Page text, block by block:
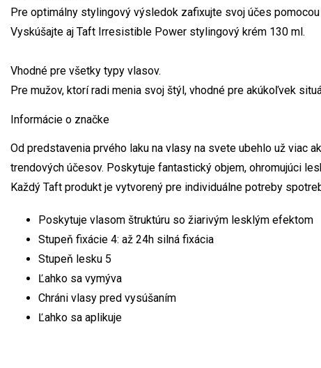
Pre optimálny stylingový výsledok zafixujte svoj účes
Vyskúšajte aj Taft Irresistible Power stylingový krém 130 ml.
Vhodné pre všetky typy vlasov.
Pre mužov, ktorí radi menia svoj štýl, vhodné pre akúkoľvek
Informácie o značke
Od predstavenia prvého laku na vlasy na svete ubehlo už viac
trendových účesov. Poskytuje fantastický objem, ohromujúci
Každý Taft produkt je vytvorený pre individuálne potreby
Poskytuje vlasom štruktúru so žiarivým lesklým efektom
Stupeň fixácie 4: až 24h silná fixácia
Stupeň lesku 5
Ľahko sa vymýva
Chráni vlasy pred vysúšaním
Ľahko sa aplikuje